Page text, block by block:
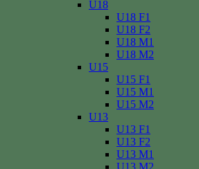
U18
U18 F1
U18 F2
U18 M1
U18 M2
U15
U15 F1
U15 M1
U15 M2
U13
U13 F1
U13 F2
U13 M1
U13 M2